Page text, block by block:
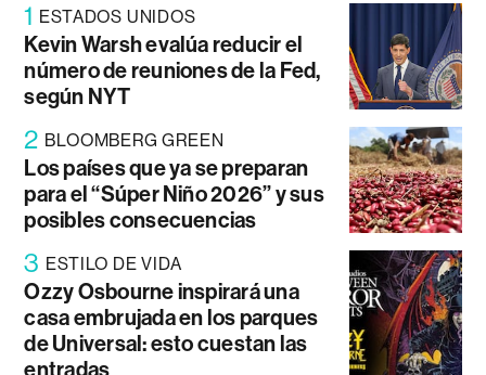
1 ESTADOS UNIDOS
Kevin Warsh evalúa reducir el
número de reuniones de la Fed,
según NYT
2 BLOOMBERG GREEN
Los países que ya se preparan
para el “Súper Niño 2026” y sus
posibles consecuencias
3 ESTILO DE VIDA
Ozzy Osbourne inspirará una
casa embrujada en los parques
de Universal: esto cuestan las